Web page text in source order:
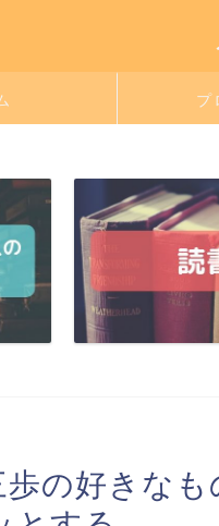
プ
歩の好きな